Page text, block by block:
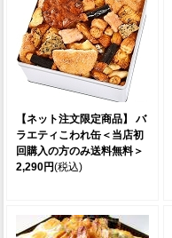
【ネット注文限定商品】 バ
ラエティこわれ缶＜当店初
回購入の方のみ送料無料＞
2,290円(税込)